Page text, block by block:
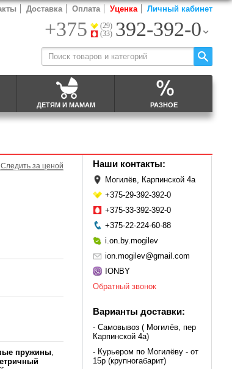
ДЕТЯМ И МАМАМ РАЗНОЕ
Доставка Оплата Уценка Личный кабинет
+375
(29)
(33) 392-392-0
Следить за ценой
пружины,
Наши контакты:
Могилёв, Карпинской 4а
+375-29-392-392-0
+375-33-392-392-0
+375-22-224-60-88
i.on.by.mogilev
ion.mogilev@gmail.com
IONBY
Обратный звонок
Варианты доставки:
- Самовывоз ( Могилёв, пер
Карпинской 4а)
- Курьером по Могилёву - от
15р (крупногабарит)